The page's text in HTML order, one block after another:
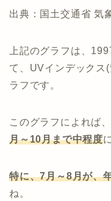
出典：国土交通省 気
上記のグラフは、
て、UVインデックス
ラフです。
このグラフによれば
月～10月まで中程度
特に、7月～8月が、
ね。